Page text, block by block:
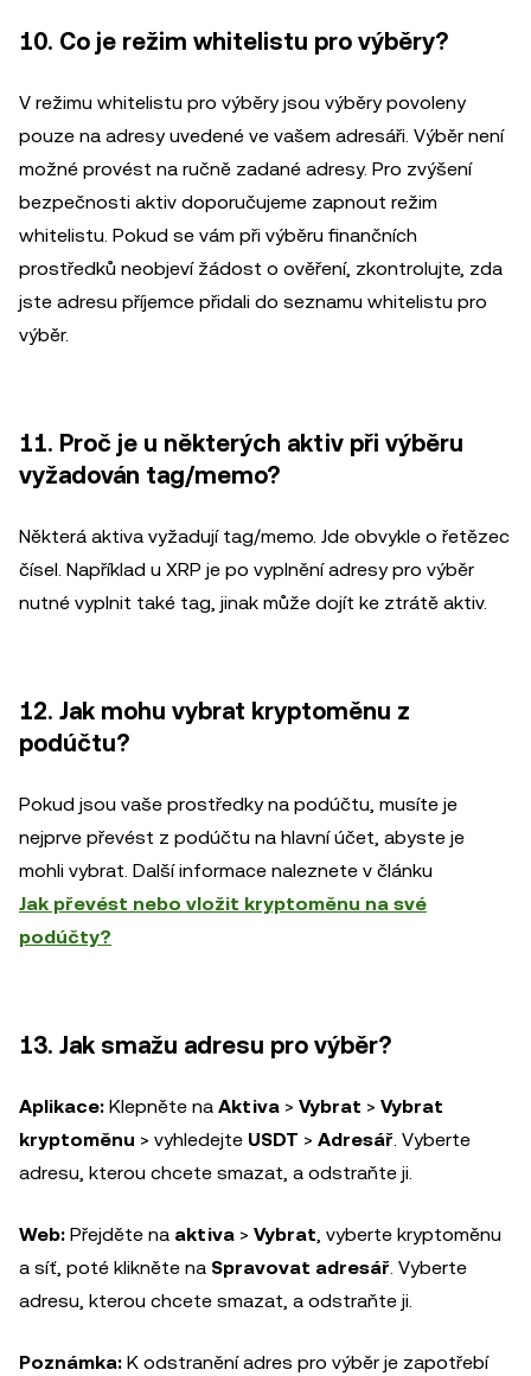
10. Co je režim whitelistu pro výběry?
V režimu whitelistu pro výběry jsou výběry povoleny
pouze na adresy uvedené ve vašem adresáři. Výběr není
možné provést na ručně zadané adresy. Pro zvýšení
bezpečnosti aktiv doporučujeme zapnout režim
whitelistu. Pokud se vám při výběru finančních
prostředků neobjeví žádost o ověření, zkontrolujte, zda
jste adresu příjemce přidali do seznamu whitelistu pro
výběr.
11. Proč je u některých aktiv při výběru
vyžadován tag/memo?
Některá aktiva vyžadují tag/memo. Jde obvykle o řetězec
čísel. Například u XRP je po vyplnění adresy pro výběr
nutné vyplnit také tag, jinak může dojít ke ztrátě aktiv.
12. Jak mohu vybrat kryptoměnu z
podúčtu?
Pokud jsou vaše prostředky na podúčtu, musíte je
nejprve převést z podúčtu na hlavní účet, abyste je
mohli vybrat. Další informace naleznete v článku
Jak převést nebo vložit kryptoměnu na své
podúčty?
13. Jak smažu adresu pro výběr?
Aplikace: Klepněte na Aktiva > Vybrat > Vybrat
kryptoměnu > vyhledejte USDT > Adresář. Vyberte
adresu, kterou chcete smazat, a odstraňte ji.
Web: Přejděte na aktiva > Vybrat, vyberte kryptoměnu
a síť, poté klikněte na Spravovat adresář. Vyberte
adresu, kterou chcete smazat, a odstraňte ji.
Poznámka: K odstranění adres pro výběr je zapotřebí